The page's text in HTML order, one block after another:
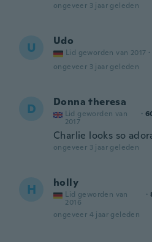
ongeveer 3 jaar geleden
U Udo
Lid geworden van 2017 ·
ongeveer 3 jaar geleden
D Donna theresa
Lid geworden van
2017
·
Charlie looks so
ongeveer 3 jaar geleden
H holly
Lid geworden van
2016
·
ongeveer 4 jaar geleden